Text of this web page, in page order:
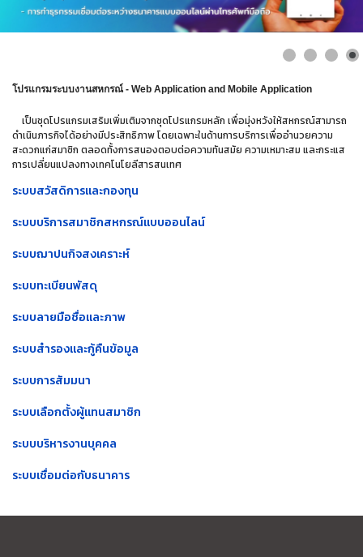
โปรแกรมระบบงานสหกรณ์ - Web Application and Mobile Application
เป็นชุดโปรแกรมเสริมเพิ่มเติมจากชุดโปรแกรมหลัก เพื่อมุ่งหวังให้สหกรณ์สามารถ
ดำเนินภารกิจได้อย่างมีประสิทธิภาพ โดยเฉพาะในด้านการบริการเพื่ออำนวยความ
สะดวกแก่สมาชิก ตลอดทั้งการสนองตอบต่อความทันสมัย ความเหมาะสม และกระแส
การเปลี่ยนแปลงทางเทคโนโยลีสารสนเทศ
ระบบสวัสดิการและกองทุน
ระบบบริการสมาชิกสหกรณ์แบบออนไลน์
ระบบฌาปนกิจสงเคราะห์
ระบบทะเบียนพัสดุ
ระบบลายมือชื่อและภาพ
ระบบสำรองและกู้คืนข้อมูล
ระบบการสัมมนา
ระบบเลือกตั้งผู้แทนสมาชิก
ระบบบริหารงานบุคคล
ระบบเชื่อมต่อกับธนาคาร